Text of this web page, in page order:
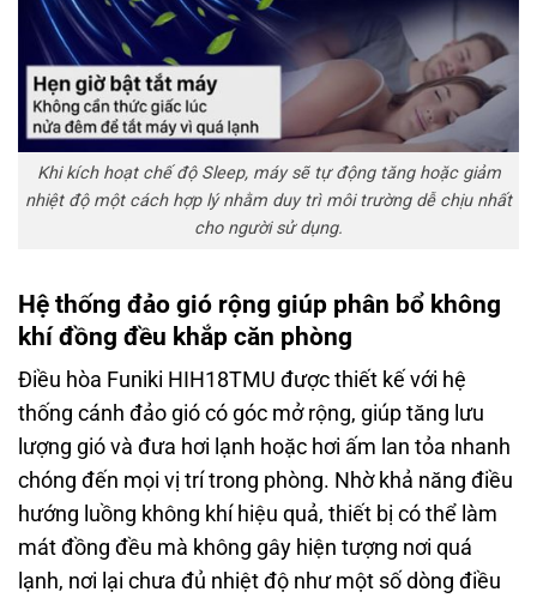
Khi kích hoạt chế độ Sleep, máy sẽ tự động tăng hoặc giảm
nhiệt độ một cách hợp lý nhằm duy trì môi trường dễ chịu nhất
cho người sử dụng.
Hệ thống đảo gió rộng giúp phân bổ không
khí đồng đều khắp căn phòng
Điều hòa Funiki HIH18TMU được thiết kế với hệ
thống cánh đảo gió có góc mở rộng, giúp tăng lưu
lượng gió và đưa hơi lạnh hoặc hơi ấm lan tỏa nhanh
chóng đến mọi vị trí trong phòng. Nhờ khả năng điều
hướng luồng không khí hiệu quả, thiết bị có thể làm
mát đồng đều mà không gây hiện tượng nơi quá
lạnh, nơi lại chưa đủ nhiệt độ như một số dòng điều